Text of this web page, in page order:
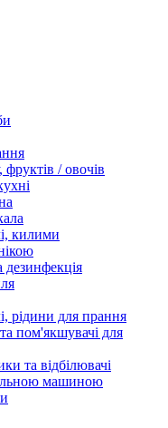
/ овочів
килими
дезинфекція
рідини для прання
пом'якшувачі для
та відбілювачі
машиною